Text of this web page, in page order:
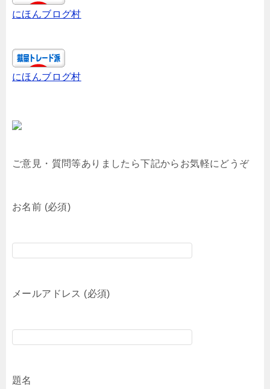
にほんブログ村
にほんブログ村
ご意見・質問等ありましたら下記からお気軽にどうぞ
お名前 (必須)
メールアドレス (必須)
題名